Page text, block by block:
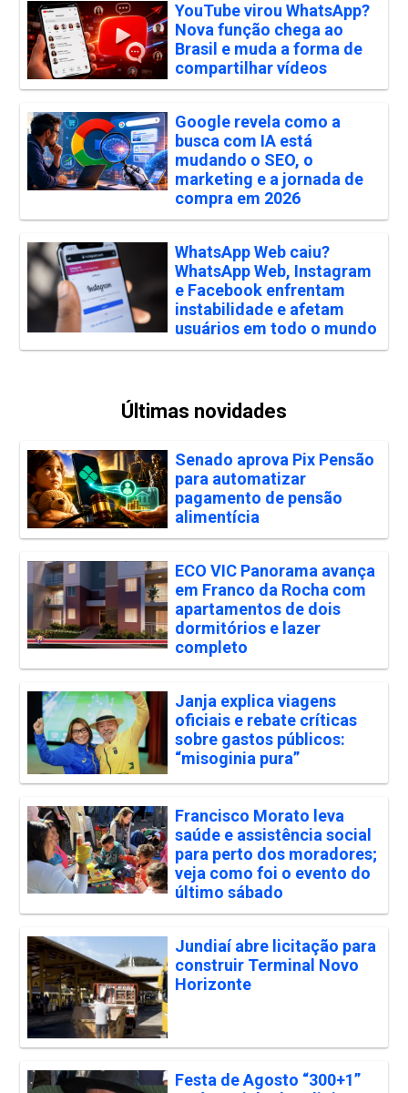
YouTube virou WhatsApp?
Nova função chega ao
Brasil e muda a forma de
compartilhar vídeos
Google revela como a
busca com IA está
mudando o SEO, o
marketing e a jornada de
compra em 2026
WhatsApp Web caiu?
WhatsApp Web, Instagram
e Facebook enfrentam
instabilidade e afetam
usuários em todo o mundo
Últimas novidades
Senado aprova Pix Pensão
para automatizar
pagamento de pensão
alimentícia
ECO VIC Panorama avança
em Franco da Rocha com
apartamentos de dois
dormitórios e lazer
completo
Janja explica viagens
oficiais e rebate críticas
sobre gastos públicos:
“misoginia pura”
Francisco Morato leva
saúde e assistência social
para perto dos moradores;
veja como foi o evento do
último sábado
Jundiaí abre licitação para
construir Terminal Novo
Horizonte
Festa de Agosto “300+1”